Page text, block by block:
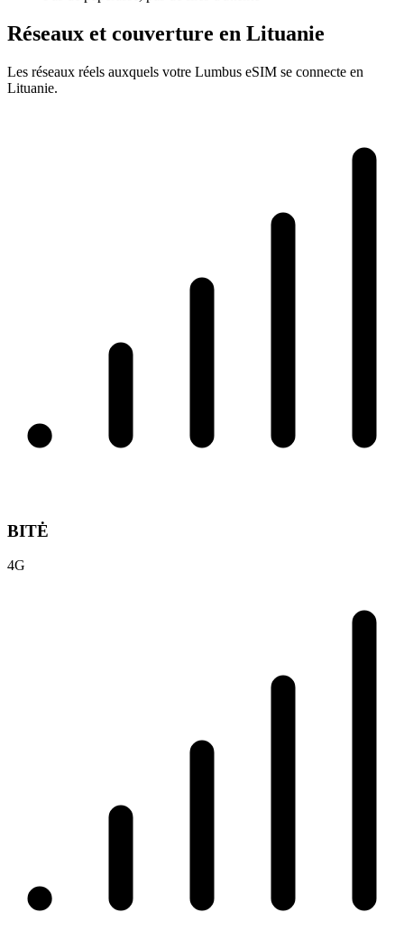
Réseaux et couverture en Lituanie
Les réseaux réels auxquels votre Lumbus eSIM se connecte en
Lituanie.
BITĖ
4G